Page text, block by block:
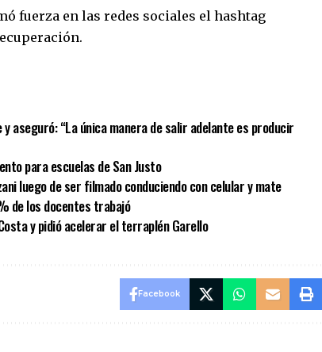
fuerza en las redes sociales el hashtag
aseguró: “La única manera de salir adelante es producir
para escuelas de San Justo
luego de ser filmado conduciendo con celular y mate
de los docentes trabajó
y pidió acelerar el terraplén Garello
Facebook